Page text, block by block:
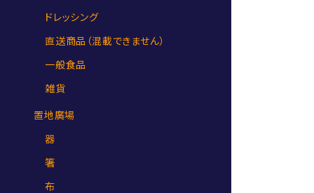
ドレッシング
直送商品（混載できません）
一般食品
雑貨
置地廣場
器
箸
布